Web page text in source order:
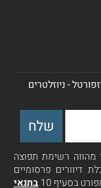
- ניוזלטרים
רשימת תפוצה
דיוורים פרסומיים
בסעיף 10
בתנאי